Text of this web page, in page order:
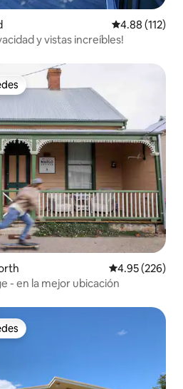
Calificación
4.88 (112)
y vistas increíbles!
preferido
Calificación
4.95 (226)
- en la mejor ubicación
preferido